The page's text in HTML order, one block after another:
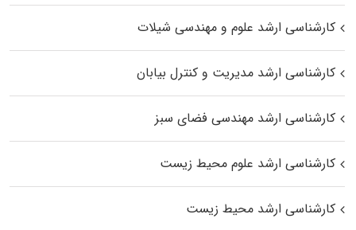
کارشناسی ارشد علوم و مهندسی شیلات
کارشناسی ارشد مدیریت و کنترل بیابان
کارشناسی ارشد مهندسی فضای سبز
کارشناسی ارشد علوم محیط‌ زیست
کارشناسی ارشد محیط زیست